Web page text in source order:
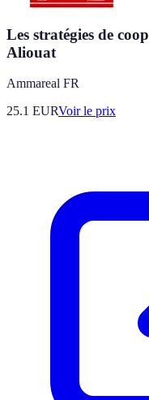
Les stratégies de
Aliouat
Ammareal FR
25.1 EURVoir le prix